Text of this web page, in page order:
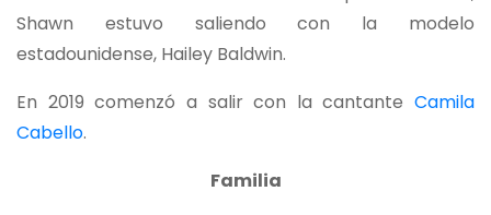
Shawn estuvo saliendo con la modelo
estadounidense, Hailey Baldwin.
En 2019 comenzó a salir con la cantante Camila
Cabello.
Familia